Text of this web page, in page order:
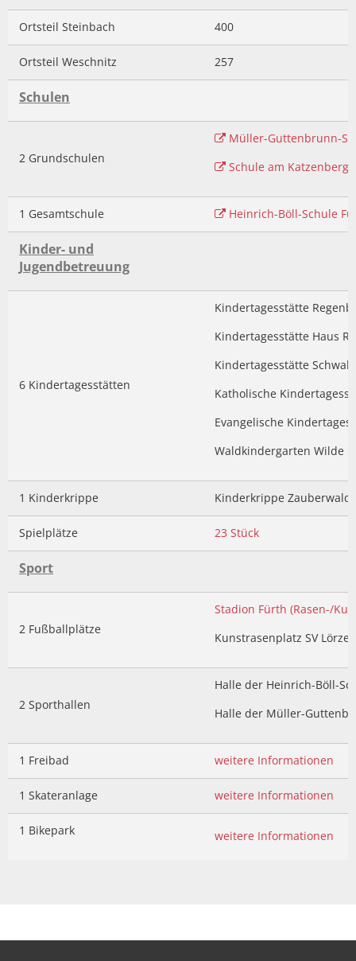
Ortsteil Steinbach 400
Ortsteil Weschnitz 257
Schulen
2 Grundschulen
Müller-Guttenbrunn-
Schule am Katzenberg
1 Gesamtschule Heinrich-Böll-Schule
Kinder- und
Jugendbetreuung
6 Kindertagesstätten
Kindertagesstätte
Kindertagesstätte Haus
Kindertagesstätte
Katholische
Evangelische
Waldkindergarten Wilde
1 Kinderkrippe Kinderkrippe Zauberwald
Spielplätze 23 Stück
Sport
2 Fußballplätze
Stadion Fürth (Rasen-/
Kunstrasenplatz SV
2 Sporthallen
Halle der Heinrich-Böll-
Halle der Müller-
1 Freibad weitere Informationen
1 Skateranlage weitere Informationen
1 Bikepark weitere Informationen